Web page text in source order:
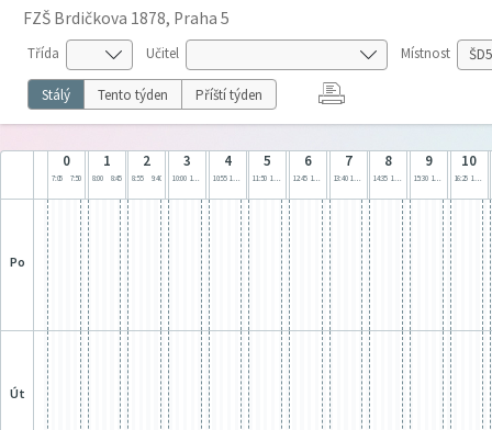
FZŠ Brdičkova 1878, Praha 5
Třída Učitel Místnost
Stálý Tento týden Příští týden
0
7:05 7:50
1
8:00 8:45
2
8:55 9:40
3
10:00 10:45
4
10:55 11:40
5
11:50 12:35
6
12:45 13:30
7
13:40 14:25
8
14:35 15:20
9
15:30 16:15
10
16:25 17:10
po
út